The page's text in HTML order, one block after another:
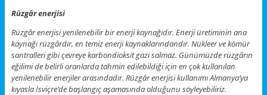
Rüzgâr enerjisi
Rüzgâr enerjisi yenilenebilir bir enerji kaynağıdır. Enerji üretiminin ana
kaynağı rüzgârdır, en temiz enerji kaynaklarındandır. Nükleer ve kömür
santralleri gibi çevreye karbondioksit gazı salmaz. Günümüzde rüzgârın
eğilimi de belirli oranlarda tahmin edilebildiği için en çok kullanılan
yenilenebilir enerjiler arasındadır. Rüzgâr enerjisi kullanımı Almanya’ya
kıyasla İsviçre’de başlangıç ​​aşamasında olduğunu söyleyebiliriz.